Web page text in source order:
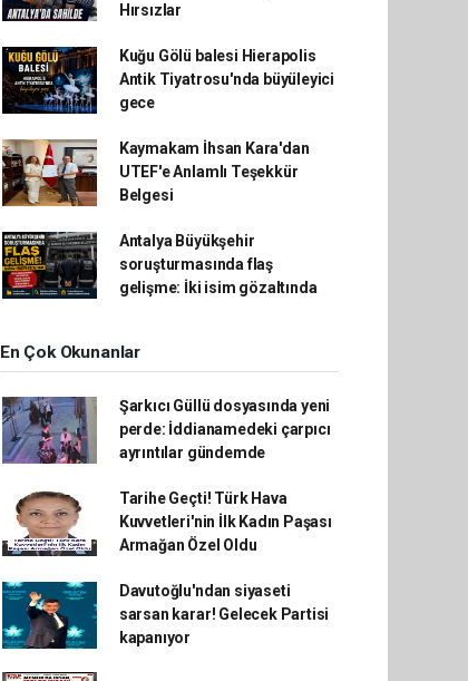
Hırsızlar
Kuğu Gölü balesi Hierapolis
Antik Tiyatrosu'nda büyüleyici
gece
Kaymakam İhsan Kara'dan
UTEF'e Anlamlı Teşekkür
Belgesi
Antalya Büyükşehir
soruşturmasında flaş
gelişme: İki isim gözaltında
En Çok Okunanlar
Şarkıcı Güllü dosyasında yeni
perde: İddianamedeki çarpıcı
ayrıntılar gündemde
Tarihe Geçti! Türk Hava
Kuvvetleri'nin İlk Kadın Paşası
Armağan Özel Oldu
Davutoğlu'ndan siyaseti
sarsan karar! Gelecek Partisi
kapanıyor